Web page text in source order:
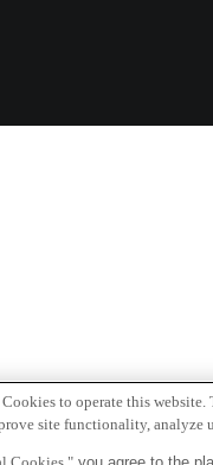
to operate this
site functionality, analyze